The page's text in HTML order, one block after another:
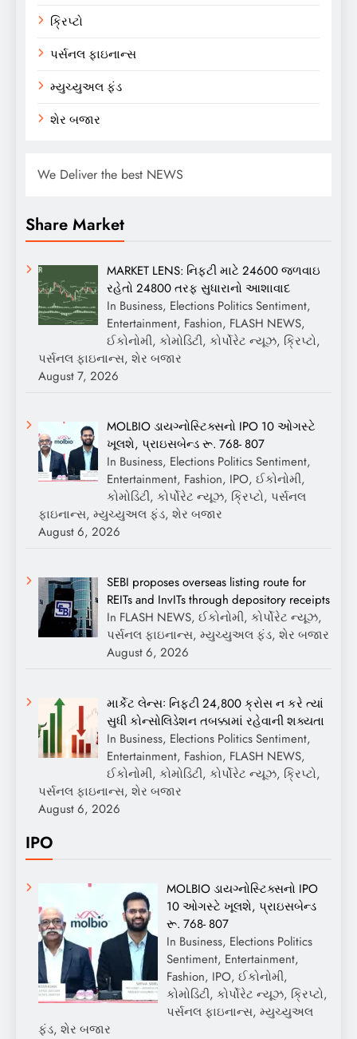
ક્રિપ્ટો
પર્સનલ ફાઇનાન્સ
મ્યુચ્યુઅલ ફંડ
શેર બજાર
We Deliver the best NEWS
Share Market
MARKET LENS: નિફ્ટી માટે 24600 જળવાઇ
રહેતો 24800 તરફ સુધારાનો આશાવાદ
In Business, Elections Politics Sentiment,
Entertainment, Fashion, FLASH NEWS,
ઈકોનોમી, કોમોડિટી, કોર્પોરેટ ન્યૂઝ, ક્રિપ્ટો,
પર્સનલ ફાઇનાન્સ, શેર બજાર
August 7, 2026
MOLBIO ડાયગ્નોસ્ટિક્સનો IPO 10 ઓગસ્ટે
ખૂલશે, પ્રાઇસબેન્ડ રૂ. 768- 807
In Business, Elections Politics Sentiment,
Entertainment, Fashion, IPO, ઈકોનોમી,
કોમોડિટી, કોર્પોરેટ ન્યૂઝ, ક્રિપ્ટો, પર્સનલ
ફાઇનાન્સ, મ્યુચ્યુઅલ ફંડ, શેર બજાર
August 6, 2026
SEBI proposes overseas listing route for
REITs and InvITs through depository receipts
In FLASH NEWS, ઈકોનોમી, કોર્પોરેટ ન્યૂઝ,
પર્સનલ ફાઇનાન્સ, મ્યુચ્યુઅલ ફંડ, શેર બજાર
August 6, 2026
માર્કેટ લેન્સઃ નિફ્ટી 24,800 ક્રોસ ન કરે ત્યાં
સુધી કોન્સોલિડેશન તબક્કામાં રહેવાની શક્યતા
In Business, Elections Politics Sentiment,
Entertainment, Fashion, FLASH NEWS,
ઈકોનોમી, કોમોડિટી, કોર્પોરેટ ન્યૂઝ, ક્રિપ્ટો,
પર્સનલ ફાઇનાન્સ, શેર બજાર
August 6, 2026
IPO
MOLBIO ડાયગ્નોસ્ટિક્સનો IPO
10 ઓગસ્ટે ખૂલશે, પ્રાઇસબેન્ડ
રૂ. 768- 807
In Business, Elections Politics
Sentiment, Entertainment,
Fashion, IPO, ઈકોનોમી,
કોમોડિટી, કોર્પોરેટ ન્યૂઝ, ક્રિપ્ટો,
પર્સનલ ફાઇનાન્સ, મ્યુચ્યુઅલ
ફંડ, શેર બજાર